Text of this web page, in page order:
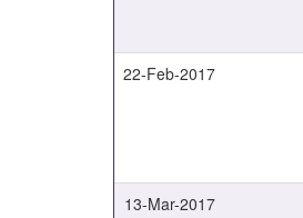
22-Feb-2017
13-Mar-2017